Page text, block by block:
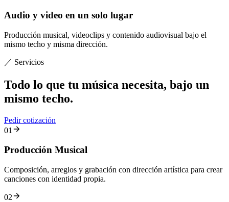
Audio y video en un solo lugar
Producción musical, videoclips y contenido audiovisual bajo el
mismo techo y misma dirección.
／ Servicios
Todo lo que tu música necesita, bajo un
mismo techo.
Pedir cotización
01
Producción Musical
Composición, arreglos y grabación con dirección artística para crear
canciones con identidad propia.
02